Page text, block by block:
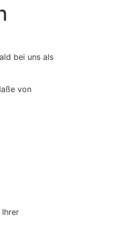
bei uns als
von